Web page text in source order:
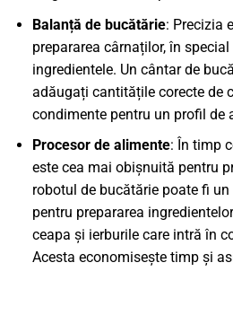
Balanță de bucătărie: Precizia
prepararea cârnaților, în
ingredientele. Un cântar de
adăugați cantitățile corecte de
condimente pentru un profil de
Procesor de alimente: În timp
este cea mai obișnuită pentru
robotul de bucătărie poate fi
pentru prepararea
ceapa și ierburile care intră în
Acesta economisește timp și